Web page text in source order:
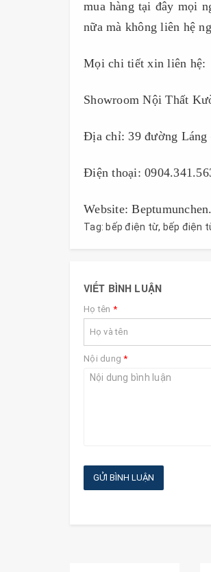
mua hàng tại đây mọi
nữa mà không liên hệ
Mọi chi tiết xin liên hệ:
Showroom Nội Thất
Địa chỉ: 39 đường
Điện thoại:
Website:
Tag: bếp điện từ, bếp điện
VIẾT BÌNH LUẬN
Họ tên *
Nội dung*
GỬI BÌNH LUẬN